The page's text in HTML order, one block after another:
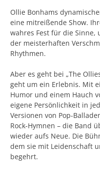
Ollie Bonhams
eine mitreißende Show.
wahres Fest für die
der meisterhaften
Rhythmen.
Aber es geht bei „The
geht um ein Erlebnis. Mit
Humor und einem Hauch
eigene Persönlichkeit in
Versionen von Pop-
Rock-Hymnen – die Band
wieder aufs Neue. Die
dem sie mit Leidenschaft
begehrt.